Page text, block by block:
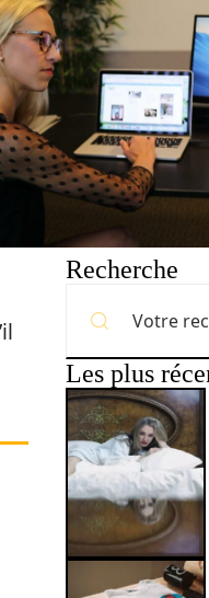
Recherche
Les plus